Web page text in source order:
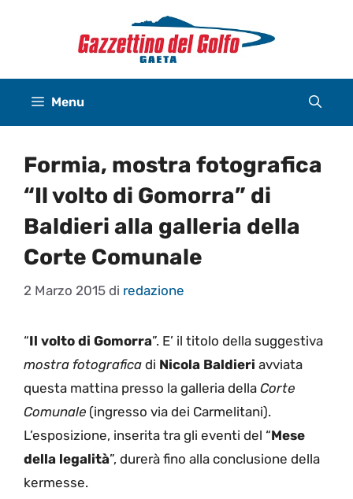
Menu
Formia, mostra fotografica
“Il volto di Gomorra” di
Baldieri alla galleria della
Corte Comunale
2 Marzo 2015 di redazione
“Il volto di Gomorra”. E’ il titolo della suggestiva
mostra fotografica di Nicola Baldieri avviata
questa mattina presso la galleria della Corte
Comunale (ingresso via dei Carmelitani).
L’esposizione, inserita tra gli eventi del “Mese
della legalità”, durerà fino alla conclusione della
kermesse.